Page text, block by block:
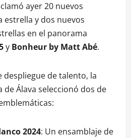
ayer 20 nuevos
y dos nuevos
en el panorama
y Bonheur by Matt Abé.
despliegue de talento, la
de Álava seleccionó dos de
2024: Un ensamblaje de